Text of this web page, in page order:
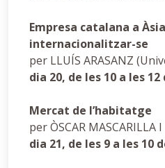
Empresa catalana a
internacionalitzar-se
per LLUÍS ARASANZ
dia 20, de les 10 a les
Mercat de l’habitatge
per ÒSCAR MASCARILLA
dia 21, de les 9 a les 10